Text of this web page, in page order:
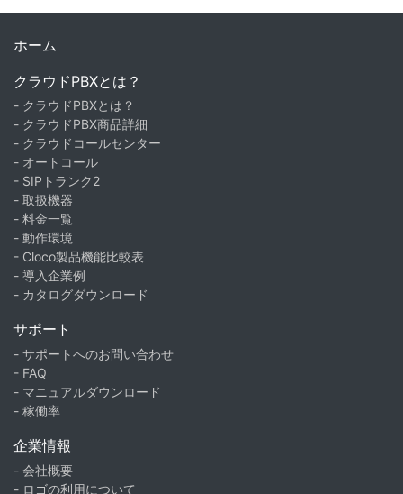
ホーム
クラウドPBXとは？
- クラウドPBXとは？
- クラウドPBX商品詳細
- クラウドコールセンター
- オートコール
- SIPトランク2
- 取扱機器
- 料金一覧
- 動作環境
- Cloco製品機能比較表
- 導入企業例
- カタログダウンロード
サポート
- サポートへのお問い合わせ
- FAQ
- マニュアルダウンロード
- 稼働率
企業情報
- 会社概要
- ロゴの利用について